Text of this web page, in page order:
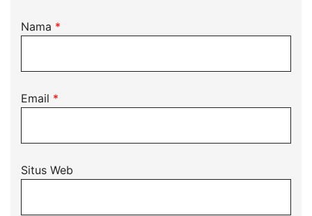
Nama *
Email *
Situs Web